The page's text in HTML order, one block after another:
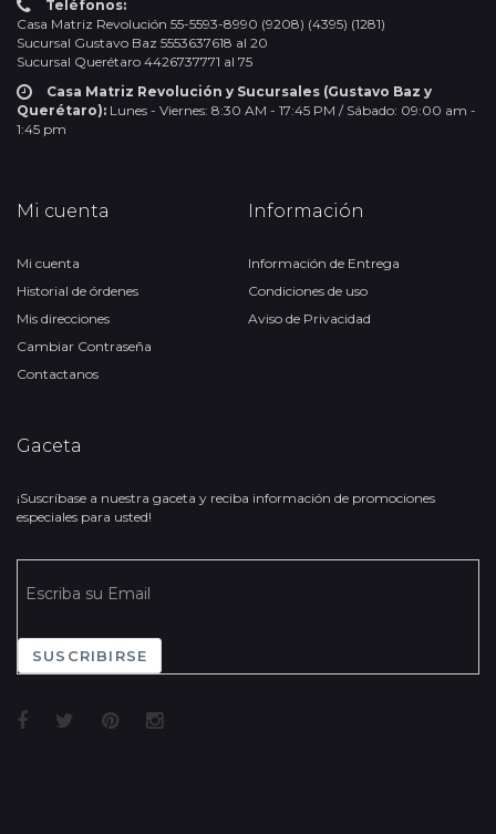
Teléfonos:
Casa Matriz Revolución 55-5593-8990 (9208) (4395) (1281)
Sucursal Gustavo Baz 5553637618 al 20
Sucursal Querétaro 4426737771 al 75
Casa Matriz Revolución y Sucursales (Gustavo Baz y
Querétaro): Lunes - Viernes: 8:30 AM - 17:45 PM / Sábado: 09:00 am -
1:45 pm
Mi cuenta
Mi cuenta
Historial de órdenes
Mis direcciones
Cambiar Contraseña
Contactanos
Información
Información de Entrega
Condiciones de uso
Aviso de Privacidad
Gaceta
¡Suscríbase a nuestra gaceta y reciba información de promociones
especiales para usted!
SUSCRIBIRSE